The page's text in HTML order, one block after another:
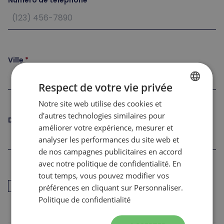
Ville
Date de naissance
J’ai déjà travaillé pour les Sommets dans les 12
derniers mois (retour au travail)
Respect de votre vie privée
Notre site web utilise des cookies et
d'autres technologies similaires pour
améliorer votre expérience, mesurer et
analyser les performances du site web et
de nos campagnes publicitaires en accord
avec notre politique de confidentialité. En
tout temps, vous pouvez modifier vos
préférences en cliquant sur Personnaliser.
Politique de confidentialité